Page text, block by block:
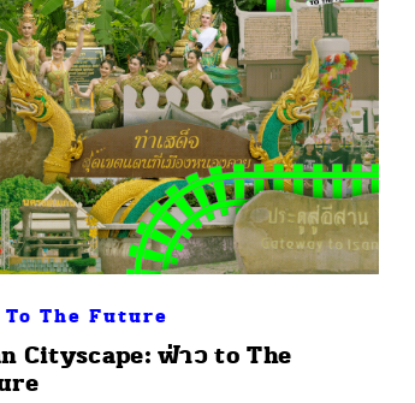
The Future
Cityscape: ฟ่าว to The